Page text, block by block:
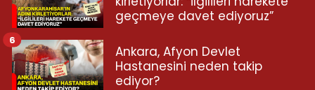
geçmeye davet ediyoruz”
Ankara, Afyon Devlet
Hastanesini neden takip
ediyor?
6